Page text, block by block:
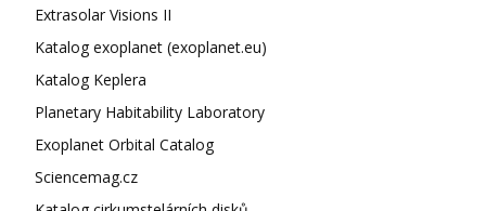
Extrasolar Visions II
Katalog exoplanet (exoplanet.eu)
Katalog Keplera
Planetary Habitability Laboratory
Exoplanet Orbital Catalog
Sciencemag.cz